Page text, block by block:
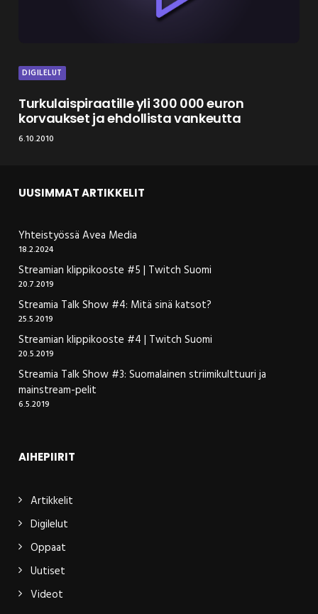
DIGILELUT
Turkulaispiraatille yli 300 000 euron
korvaukset ja ehdollista vankeutta
6.10.2010
UUSIMMAT ARTIKKELIT
Yhteistyössä Avea Media
18.2.2024
Streamian klippikooste #5 | Twitch Suomi
20.7.2019
Streamia Talk Show #4: Mitä sinä katsot?
25.5.2019
Streamian klippikooste #4 | Twitch Suomi
20.5.2019
Streamia Talk Show #3: Suomalainen striimikulttuuri ja
mainstream-pelit
6.5.2019
AIHEPIIRIT
Artikkelit
Digilelut
Oppaat
Uutiset
Videot